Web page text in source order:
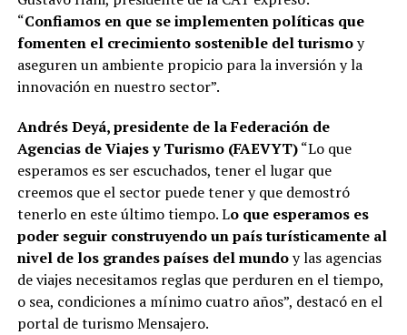
“Confiamos en que se implementen políticas que
fomenten el crecimiento sostenible del turismoy
aseguren un ambiente propicio para la inversión y la
innovación en nuestro sector”.
Andrés Deyá, presidente de la Federación de
Agencias de Viajes y Turismo (FAEVYT)“Lo que
esperamos es ser escuchados, tener el lugar que
creemos que el sector puede tener y que demostró
tenerlo en este último tiempo. Lo que esperamos es
poder seguir construyendo un país turísticamente al
nivel de los grandes países del mundoy las agencias
de viajes necesitamos reglas que perduren en el tiempo,
o sea, condiciones a mínimo cuatro años”, destacó en el
portal de turismo Mensajero.